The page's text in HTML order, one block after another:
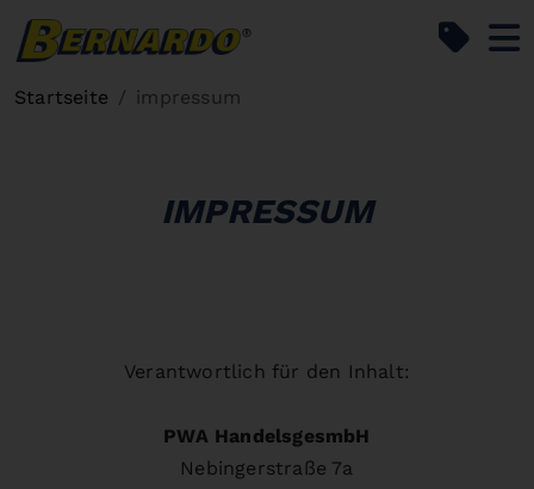
Startseite impressum
IMPRESSUM
Verantwortlich für den Inhalt:
PWA HandelsgesmbH
Nebingerstraße 7a